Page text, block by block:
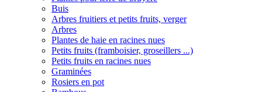
Buis
Arbres fruitiers et petits fruits, verger
Arbres
Plantes de haie en racines nues
Petits fruits (framboisier, groseillers ...)
Petits fruits en racines nues
Graminées
Rosiers en pot